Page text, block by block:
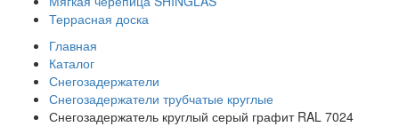
Террасная доска
Главная
Каталог
Снегозадержатели
Снегозадержатели трубчатые круглые
Снегозадержатель круглый серый графит RAL 7024